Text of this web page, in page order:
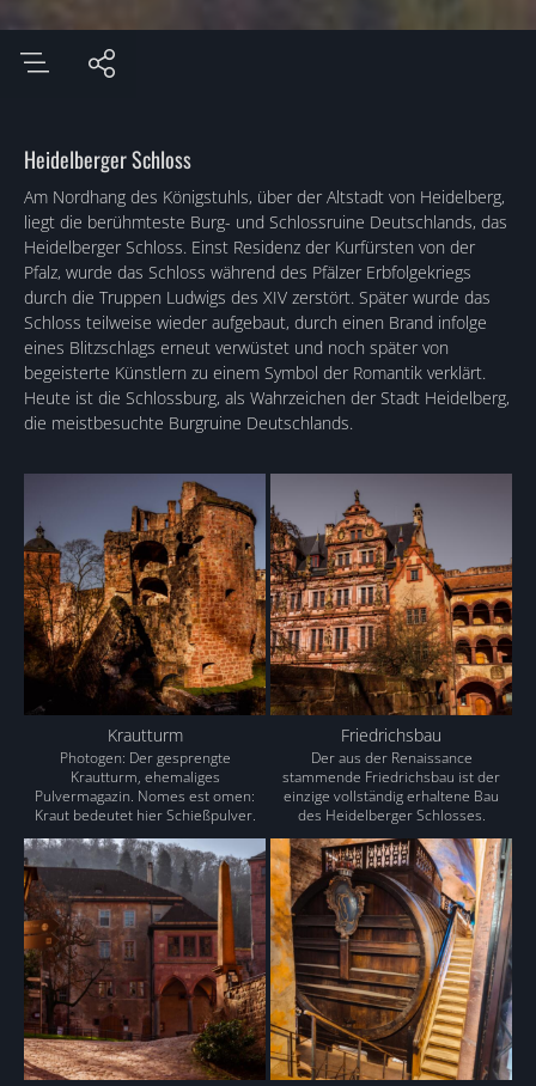
Heidelberger Schloss
Am Nordhang des Königstuhls, über der Altstadt von Heidelberg,
liegt die berühmteste Burg- und Schlossruine Deutschlands, das
Heidelberger Schloss. Einst Residenz der Kurfürsten von der
Pfalz, wurde das Schloss während des Pfälzer Erbfolgekriegs
durch die Truppen Ludwigs des XIV zerstört. Später wurde das
Schloss teilweise wieder aufgebaut, durch einen Brand infolge
eines Blitzschlags erneut verwüstet und noch später von
begeisterte Künstlern zu einem Symbol der Romantik verklärt.
Heute ist die Schlossburg, als Wahrzeichen der Stadt Heidelberg,
die meistbesuchte Burgruine Deutschlands.
Krautturm
Photogen: Der gesprengte
Krautturm, ehemaliges
Pulvermagazin. Nomes est omen:
Kraut bedeutet hier Schießpulver.
Friedrichsbau
Der aus der Renaissance
stammende Friedrichsbau ist der
einzige vollständig erhaltene Bau
des Heidelberger Schlosses.